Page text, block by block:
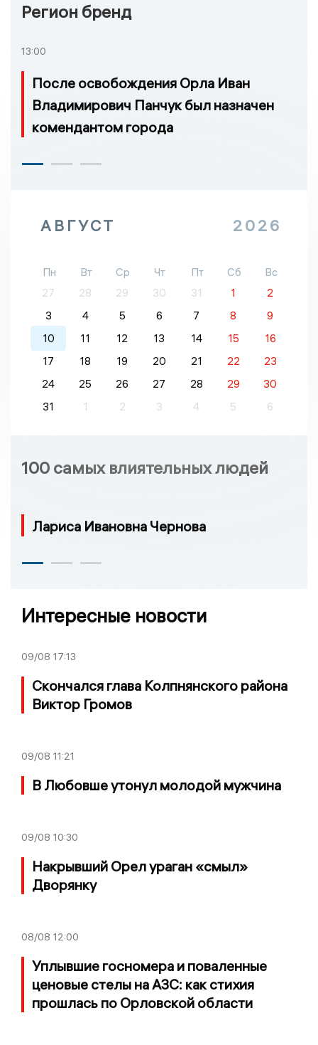
Регион бренд
13:00
После освобождения Орла Иван
Владимирович Панчук был назначен
комендантом города
АВГУСТ 2026
Пн Вт Ср Чт Пт Сб
Вс
27
28 29 30 31 1
2
3
4 5 6 7 8
9
10
11 12 13 14 15
16
17
18 19 20 21 22
23
24
25 26 27 28 29
30
31
1 2 3 4 5 6
100 самых влиятельных людей
Лариса Ивановна Чернова
Интересные новости
09/08 17:13
Скончался глава Колпнянского района
Виктор Громов
09/08 11:21
В Любовше утонул молодой мужчина
09/08 10:30
Накрывший Орел ураган «смыл»
Дворянку
08/08 12:00
Уплывшие госномера и поваленные
ценовые стелы на АЗС: как стихия
прошлась по Орловской области